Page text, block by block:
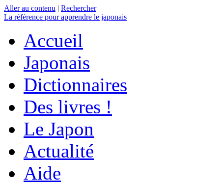
Aller au contenu | Rechercher
La référence pour apprendre le japonais
Accueil
Japonais
Dictionnaires
Des livres !
Le Japon
Actualité
Aide